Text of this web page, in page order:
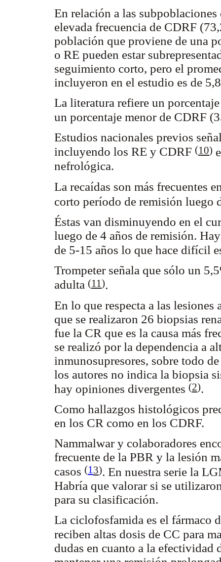
En relación a las
elevada frecuencia de CDRF
población que proviene de una
o RE pueden estar
seguimiento corto, pero el
incluyeron en el estudio es de
La literatura refiere un
un porcentaje menor de CDRF
Estudios nacionales previos
incluyendo los RE y CDRF (10)
nefrológica.
La recaídas son más frecuentes
corto período de remisión
Éstas van disminuyendo en el
luego de 4 años de remisión.
de 5-15 años lo que hace difícil
Trompeter señala que sólo un
adulta (11).
En lo que respecta a las
que se realizaron 26 biopsias
fue la CR que es la causa más
se realizó por la dependencia a
inmunosupresores, sobre todo
los autores no indica la biopsia
hay opiniones divergentes (2).
Como hallazgos histológicos
en los CR como en los CDRF.
Nammalwar y colaboradores
frecuente de la PBR y la lesión
casos (13). En nuestra serie la
Habría que valorar si se
para su clasificación.
La ciclofosfamida es el fármaco
reciben altas dosis de CC para
dudas en cuanto a la efectividad